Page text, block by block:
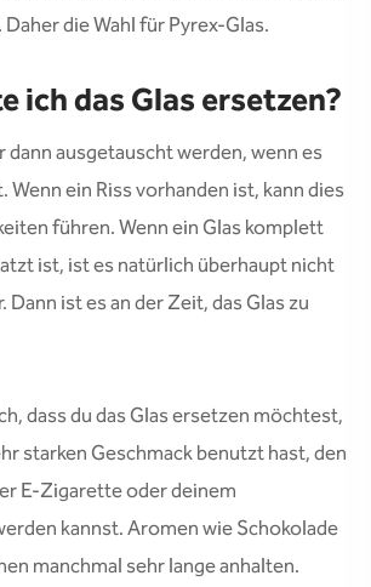
die Wahl für Pyrex-Glas.
ich das Glas ersetzen?
dann ausgetauscht werden, wenn es
ein Riss vorhanden ist, kann dies
führen. Wenn ein Glas komplett
ist, ist es natürlich überhaupt nicht
Dann ist es an der Zeit, das Glas zu
dass du das Glas ersetzen möchtest,
starken Geschmack benutzt hast, den
E-Zigarette oder deinem
kannst. Aromen wie Schokolade
manchmal sehr lange anhalten.